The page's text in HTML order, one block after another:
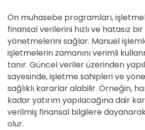
Ön muhasebe programları,
finansal verilerini hızlı ve hatasız
yönetmelerini sağlar. Manuel
işletmelerin zamanını verimli
tanır. Güncel veriler üzerinden
sayesinde, işletme sahipleri ve
sağlıklı kararlar alabilir. Örneğin,
kadar yatırım yapılacağına dair
verilmiş finansal bilgilere
olur.